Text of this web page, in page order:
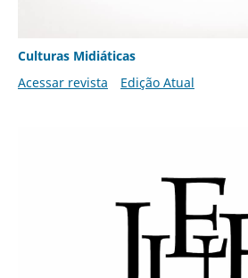
Culturas Midiáticas
Acessar revista
Edição Atual